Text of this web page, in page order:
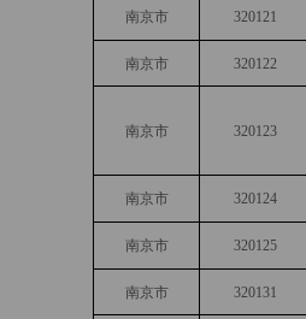
南京市 320121
南京市 320122
南京市 320123
南京市 320124
南京市 320125
南京市 320131